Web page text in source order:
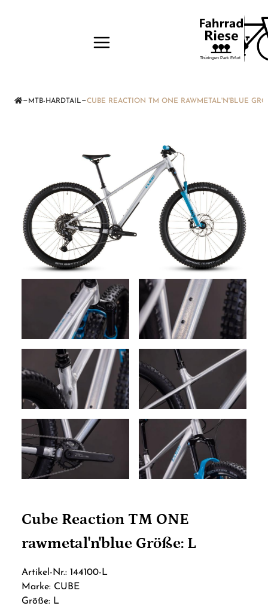
— MTB-HARDTAIL—CUBE REACTION TM ONE RAWMETAL'N'BLUE
Cube Reaction TM ONE
rawmetal'n'blue Größe: L
Artikel-Nr.: 144100-L
Marke: CUBE
Größe: L